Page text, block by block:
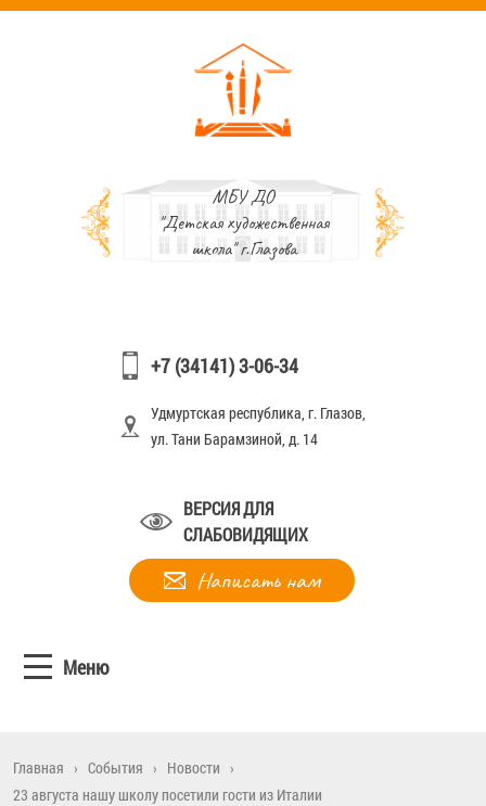
МБУ ДО
"Детская художественная
школа" г.Глазова
+7 (34141) 3-06-34
Удмуртская республика, г. Глазов,
ул. Тани Барамзиной, д. 14
ВЕРСИЯ ДЛЯ
СЛАБОВИДЯЩИХ
Написать нам
Меню
Главная › События › Новости ›
23 августа нашу школу посетили гости из Италии